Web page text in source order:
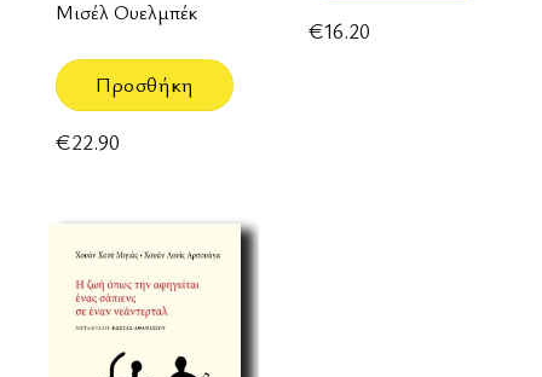
Μισέλ Ουελμπέκ
Προσθήκη
€22.90
€16.20